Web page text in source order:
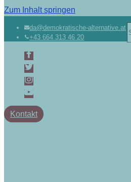
Zum Inhalt springen
da@demokratische-alternative.at
+43 664 313 46 20
Kontakt